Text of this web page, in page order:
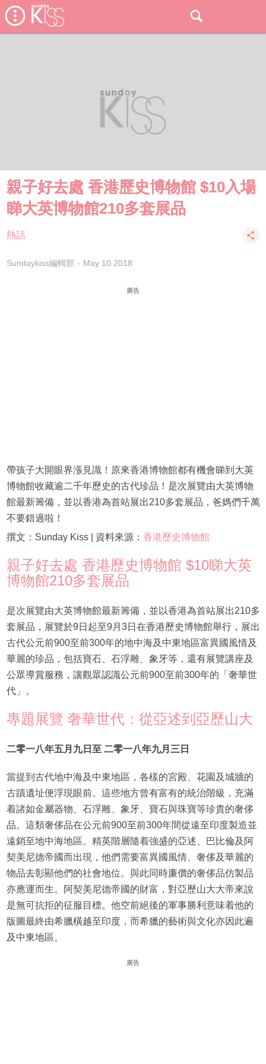
親子好去處 香港歷史博物館 $10入場
睇大英博物館210多套展品
熱話
Sundaykiss編輯部 May 10 2018
廣告
帶孩子大開眼界漲見識！原來香港博物館都有機會睇到大英
博物館收藏逾二千年歷史的古代珍品！是次展覽由大英博物
館最新籌備，並以香港為首站展出210多套展品，爸媽們千萬
不要錯過啦！
撰文：Sunday Kiss | 資料來源： 香港歷史博物館
親子好去處 香港歷史博物館 $10睇大英
博物館210多套展品
是次展覽由大英博物館最新籌備，並以香港為首站展出210多
套展品，展覽於9日起至9月3日在香港歷史博物館舉行，展出
古代公元前900至前300年的地中海及中東地區富異國風情及
華麗的珍品，包括寶石、石浮雕、象牙等，還有展覽講座及
公眾導賞服務，讓觀眾認識公元前900至前300年的「奢華世
代」。
專題展覽 奢華世代：從亞述到亞歷山大
二零一八年五月九日 至 二零一八年九月三日
當提到古代地中海及中東地區，各樣的宮殿、花園及城牆的
古蹟遺址便浮現眼前。這些地方曾有富有的統治階級，充滿
着諸如金屬器物、石浮雕、象牙、寶石與珠寶等珍貴的奢侈
品。這類奢侈品在公元前900至前300年間從遠至印度製造並
遠銷至地中海地區。精英階層隨着強盛的亞述、巴比倫及阿
契美尼德帝國而出現，他們需要富異國風情、奢侈及華麗的
物品去彰顯他們的社會地位。與此同時廉價的奢侈品仿製品
亦應運而生。阿契美尼德帝國的財富，對亞歷山大大帝來說
是無可抗拒的征服目標。他空前絕後的軍事勝利意味着他的
版圖最終由希臘橫越至印度，而希臘的藝術與文化亦因此遍
及中東地區。
廣告